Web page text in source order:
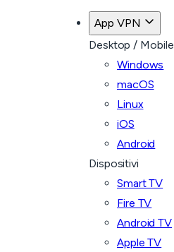
App VPN
Desktop / Mobile
Windows
macOS
Linux
iOS
Android
Dispositivi
Smart TV
Fire TV
Android TV
Apple TV